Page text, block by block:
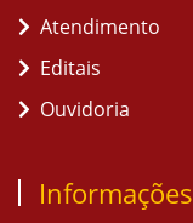
Atendimento
Editais
Ouvidoria
Informações